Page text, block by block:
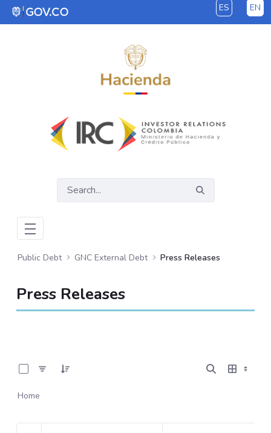
Skip to Main Content ES EN
Public Debt GNC External Debt Press Releases
Press Releases
Home